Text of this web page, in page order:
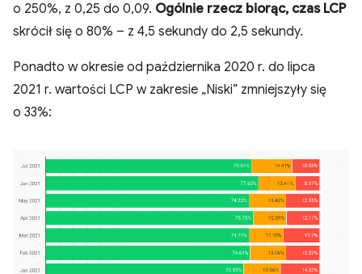
o 250%, z 0,25 do 0,09. Ogólnie rzecz biorąc, czas LCP
skrócił się o 80% – z 4,5 sekundy do 2,5 sekundy.
Ponadto w okresie od października 2020 r. do lipca
2021 r. wartości LCP w zakresie „Niski” zmniejszyły się
o 33%: